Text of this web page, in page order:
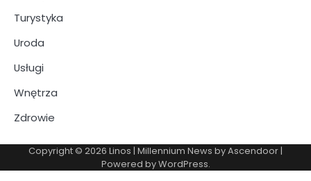
Turystyka
Uroda
Usługi
Wnętrza
Zdrowie
Copyright © 2026 Linos | Millennium News byAscendoor|
Powered byWordPress.